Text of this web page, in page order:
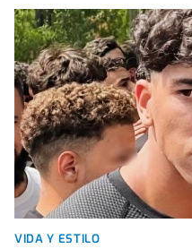
VIDA Y ESTILO